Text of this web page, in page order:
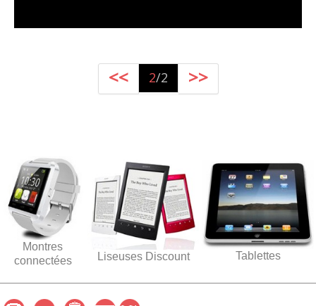
<< 2/2 >>
Montres
connectées
Liseuses Discount Tablettes